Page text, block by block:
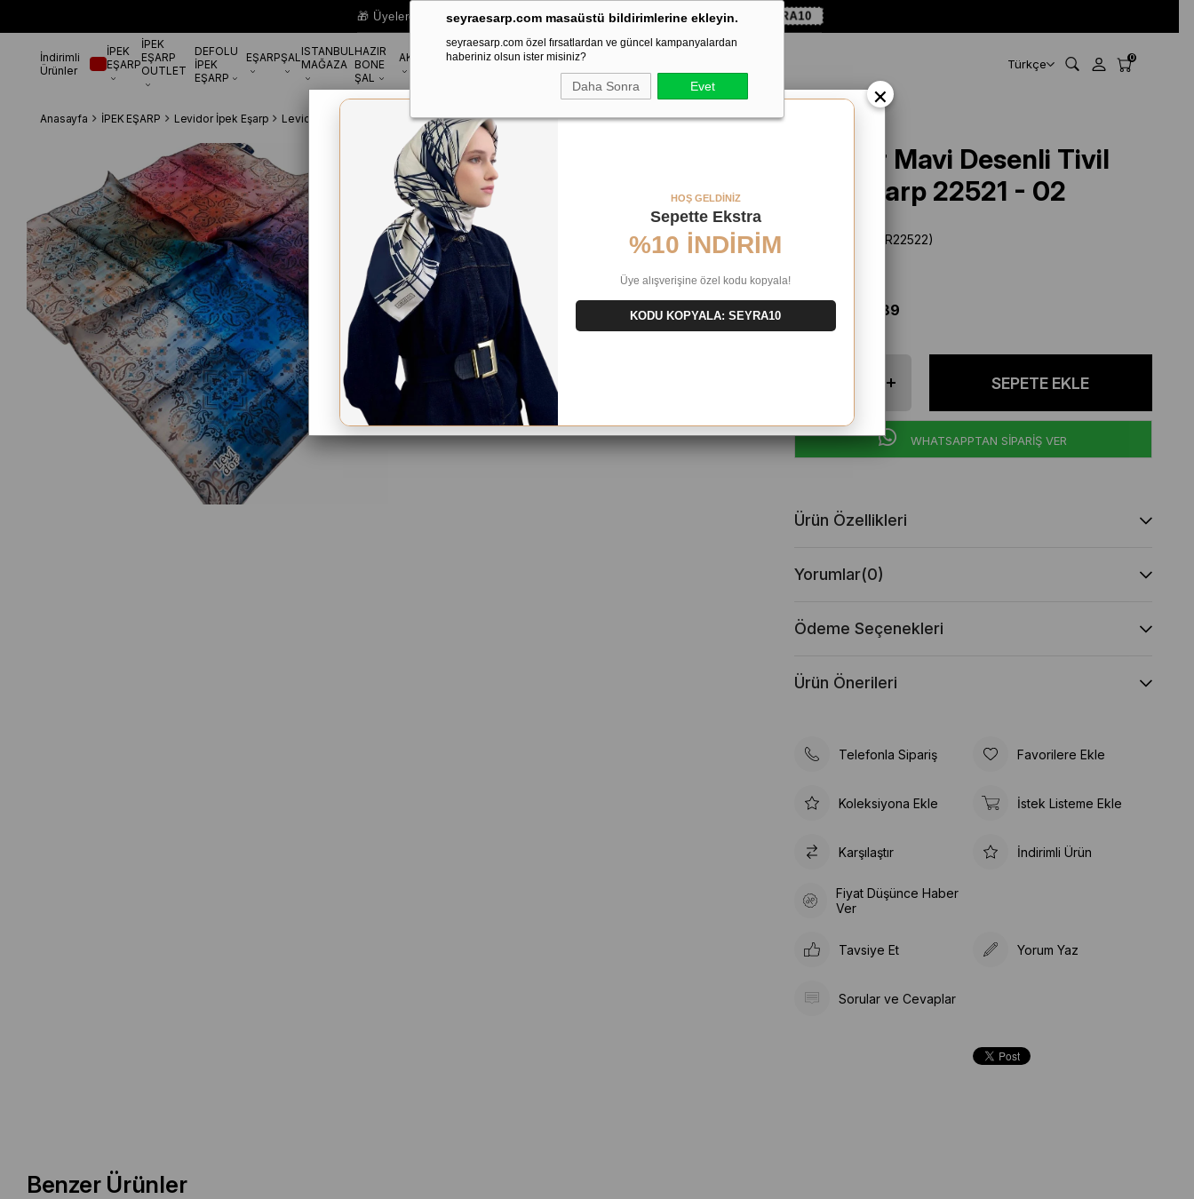
seyraesarp.com masaüstü bildirimlerine ekleyin.
seyraesarp.com özel fırsatlardan ve güncel kampanyalardan
haberiniz olsun ister misiniz?
Daha Sonra Evet
🎁 Üyelere Özel Sepette%10 EKSTRA İNDİRİM HEDİYE ÇEKİ! KOD: SEYRA10
İndirimli
Ürünler
İPEK
EŞARP
İPEK
EŞARP
OUTLET
DEFOLU
İPEK
EŞARP
EŞARPŞALISTANBUL
MAĞAZA
HAZIR
BONE
ŞAL
AKSESUARMARKALAR Türkçe 0
Anasayfa İPEK EŞARP Levidor İpek Eşarp Levidor Mavi Desenli Tivil İpek Eşarp 22521 - 02
Levidor Mavi Desenli Tivil
İpek Eşarp 22521 - 02
(SYR22522)
$ 38.89
WHATSAPPTAN SİPARİŞ VER
Ürün Özellikleri
Yorumlar(0)
Ödeme Seçenekleri
Ürün Önerileri
Telefonla Sipariş Favorilere Ekle
Koleksiyona Ekle İstek Listeme Ekle
Karşılaştır İndirimli Ürün
Fiyat Düşünce Haber
Ver
Tavsiye Et Yorum Yaz
Sorular ve Cevaplar
Benzer Ürünler
×
HOŞ GELDİNİZ
Sepette Ekstra
%10 İNDİRİM
Üye alışverişine özel kodu kopyala!
KODU KOPYALA: SEYRA10